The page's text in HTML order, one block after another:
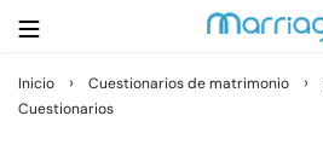
Buscar
Inicio › Cuestionarios de matrimonio ›
Cuestionarios